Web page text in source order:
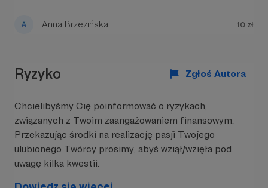
Anna Brzezińska 10 zł
Ryzyko Zgłoś Autora
Chcielibyśmy Cię poinformować o ryzykach,
związanych z Twoim zaangażowaniem finansowym.
Przekazując środki na realizację pasji Twojego
ulubionego Twórcy prosimy, abyś wziął/wzięła pod
uwagę kilka kwestii.